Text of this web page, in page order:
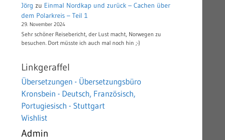
Jörg zu Einmal Nordkap und zurück – Cachen über
dem Polarkreis – Teil 1
29. November 2024
Sehr schöner Reisebericht, der Lust macht, Norwegen zu
besuchen. Dort müsste ich auch mal noch hin ;-)
Linkgeraffel
Übersetzungen - Übersetzungsbüro
Kronsbein - Deutsch, Französisch,
Portugiesisch - Stuttgart
Wishlist
Admin